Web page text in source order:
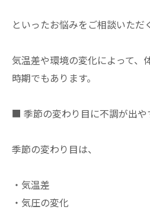
といったお悩みをご相談いただ
気温差や環境の変化によって、
時期でもあります。
■ 季節の変わり目に不調が出や
季節の変わり目は、
・気温差
・気圧の変化